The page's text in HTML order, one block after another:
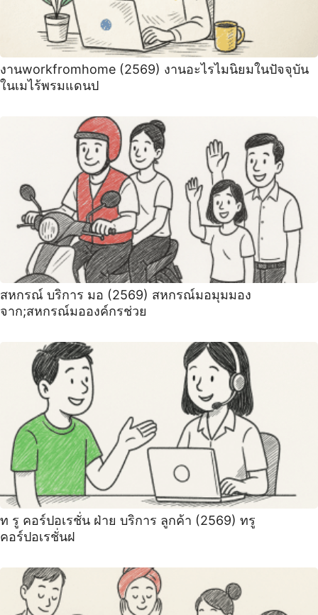
งานworkfromhome (2569) งานอะไรไมนิยมในปัจจุบัน
ในเมไร้พรมแดนป
สหกรณ์ บริการ มอ (2569) สหกรณ์มอมุมมอง
จาก;สหกรณ์มอองค์กรช่วย
ท รู คอร์ปอเรชั่น ฝ่าย บริการ ลูกค้า (2569) ทรู
คอร์ปอเรชั่นฝ